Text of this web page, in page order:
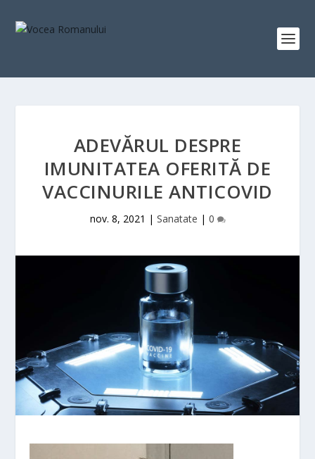
ADEVĂRUL DESPRE
IMUNITATEA OFERITĂ DE
VACCINURILE ANTICOVID
nov. 8, 2021 | Sanatate | 0